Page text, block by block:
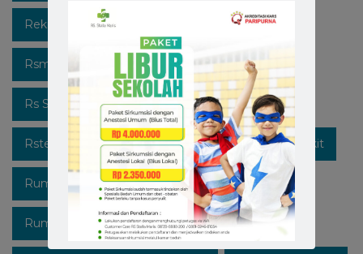
Rekrutmen Karyawan Baru Rsmakassar
Rsmakassarramah Rssm Rsstellamaris
Rs Stella Maris Rsstellamarismakassar
Rsterbaik Rsterbaikdimakassar Rumahsakit
Rumahsakitkatolik Rumahsakitmakassar
Rumahsakitstellamaris